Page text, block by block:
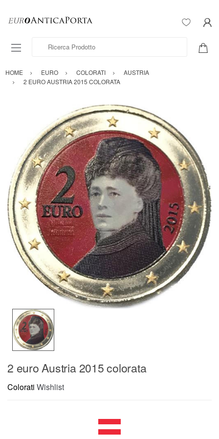
Ricerca Prodotto
HOME EURO COLORATI
AUSTRIA
2 EURO AUSTRIA 2015 COLORATA
2 euro Austria 2015 colorata
Colorati Wishlist